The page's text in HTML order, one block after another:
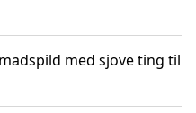
med sjove ting til